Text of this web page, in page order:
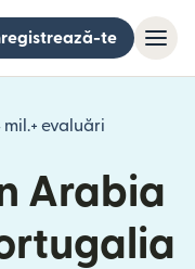
te
mil.+ evaluări
(se
Arabia